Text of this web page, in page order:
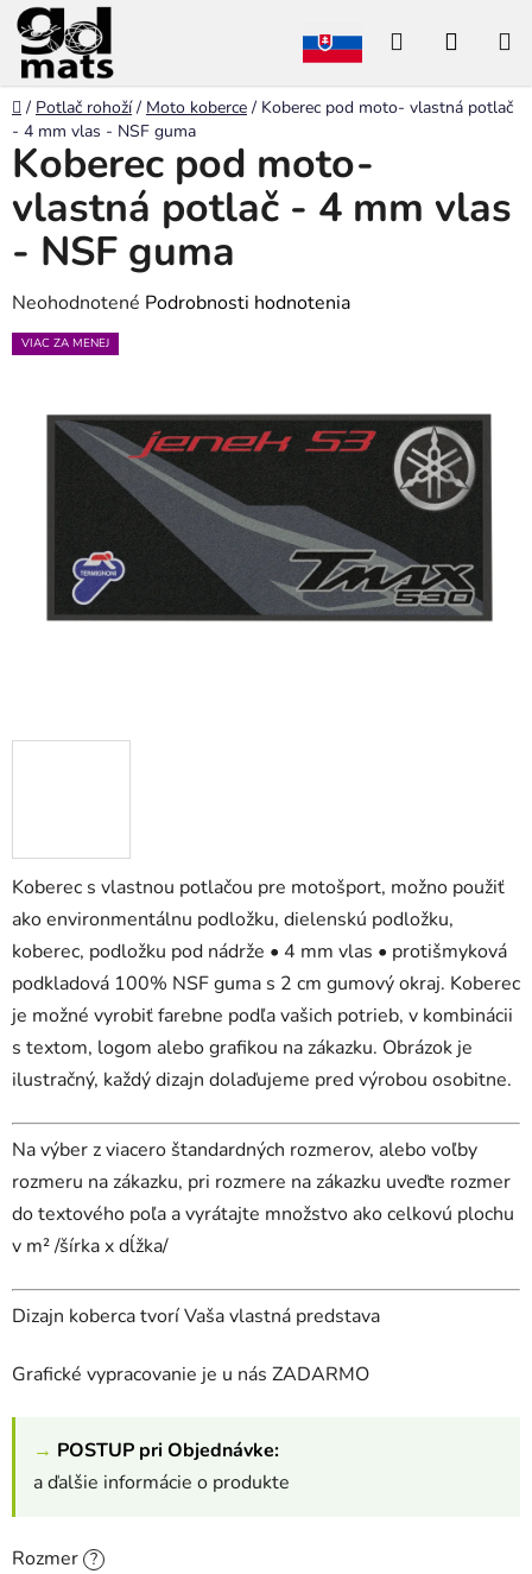
Prejsť
na
obsah
Hľadať
Domov
/ Potlač rohoží / Moto koberce / Koberec pod moto- vlastná potlač
- 4 mm vlas - NSF guma
Koberec s vlastnou potlačou pre motošport, možno použiť
ako environmentálnu podložku, dielenskú podložku,
koberec, podložku pod nádrže • 4 mm vlas • protišmyková
podkladová 100% NSF guma s 2 cm gumový okraj. Koberec
je možné vyrobiť farebne podľa vašich potrieb, v kombinácii
s textom, logom alebo grafikou na zákazku. Obrázok je
ilustračný, každý dizajn dolaďujeme pred výrobou osobitne.
Na výber z viacero štandardných rozmerov, alebo voľby
rozmeru na zákazku, pri rozmere na zákazku uveďte rozmer
do textového poľa a vyrátajte množstvo ako celkovú plochu
v m² /šírka x dĺžka/
Dizajn koberca tvorí Vaša vlastná predstava
Grafické vypracovanie je u nás ZADARMO
→ POSTUP pri Objednávke:
a ďalšie informácie o produkte
Rozmer ?
Koberec pod moto-
vlastná potlač - 4 mm vlas
- NSF guma
Priemerné
hodnotenie
Neohodnotené Podrobnosti hodnotenia
VIAC ZA MENEJ